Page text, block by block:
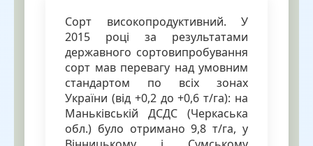
Сорт високопродуктивний. У
2015 році за результатами
державного сортовипробування
сорт мав перевагу над умовним
стандартом по всіх зонах
України (від +0,2 до +0,6 т/га): на
Маньківській ДСДС (Черкаська
обл.) було отримано 9,8 т/га, у